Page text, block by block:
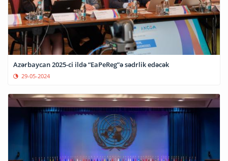
Azərbaycan 2025-ci ildə “EaPeReg”ə sədrlik edəcək
29-05-2024